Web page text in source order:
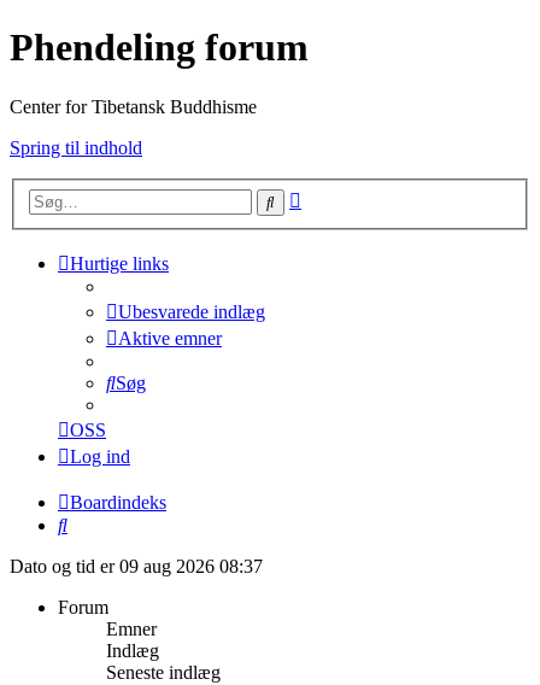
Phendeling forum
Center for Tibetansk Buddhisme
Spring til indhold
Søg
Hurtige links
Ubesvarede indlæg
Aktive emner
Søg
OSS
Log ind
Boardindeks
Søg
Dato og tid er 09 aug 2026 08:37
Forum
Emner
Indlæg
Seneste indlæg